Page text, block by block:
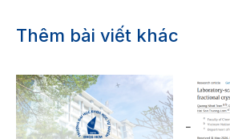
Thêm bài viết khác